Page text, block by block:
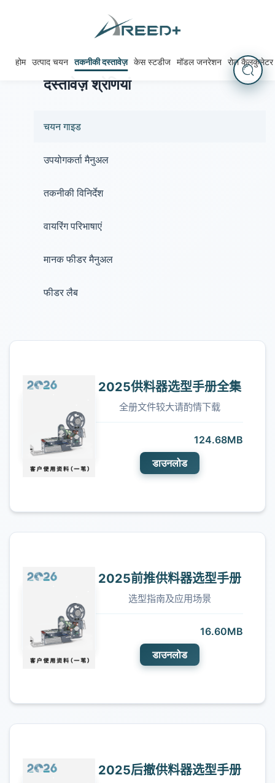
होम उत्पाद चयन तकनीकी दस्तावेज़ केस स्टडीज मॉडल जनरेशन रोल कैलकुलेटर
दस्तावेज़ श्रेणियां
चयन गाइड
उपयोगकर्ता मैनुअल
तकनीकी विनिर्देश
वायरिंग परिभाषाएं
मानक फीडर मैनुअल
फीडर लैब
2025供料器选型手册全集
全册文件较大请酌情下载
124.68MB
डाउनलोड
2025前推供料器选型手册
选型指南及应用场景
16.60MB
डाउनलोड
2025后撤供料器选型手册